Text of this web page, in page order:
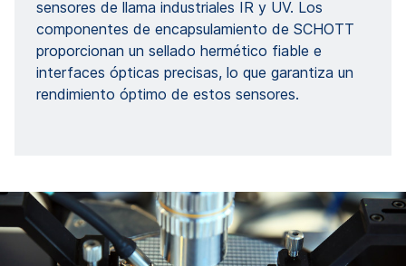
sensores de llama industriales IR y UV. Los
componentes de encapsulamiento de SCHOTT
proporcionan un sellado hermético fiable e
interfaces ópticas precisas, lo que garantiza un
rendimiento óptimo de estos sensores.